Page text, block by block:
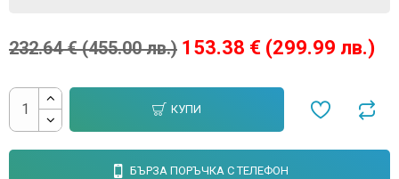
153.38 € (299.99 лв.)
232.64 € (455.00 лв.)
КУПИ
БЪРЗА ПОРЪЧКА С ТЕЛЕФОН